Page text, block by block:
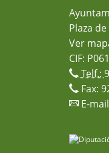
Plaza
Ver
CIF:
Telf.:
Fax:
E-